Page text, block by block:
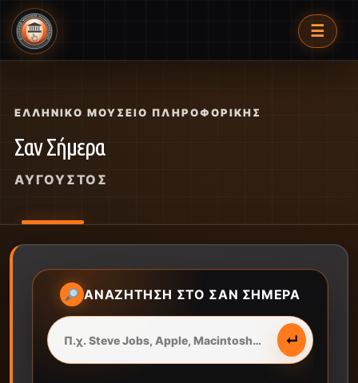
☰
ΕΛΛΗΝΙΚΌ ΜΟΥΣΕΊΟ ΠΛΗΡΟΦΟΡΙΚΉΣ
Σαν Σήμερα
ΑΎΓΟΥΣΤΟΣ
ΑΝΑΖΉΤΗΣΗ ΣΤΟ ΣΑΝ ΣΉΜΕΡΑ
↵